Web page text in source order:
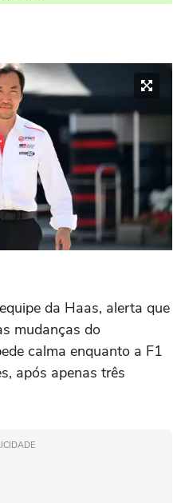
da Haas, alerta que
mudanças do
calma enquanto a F1
após apenas três